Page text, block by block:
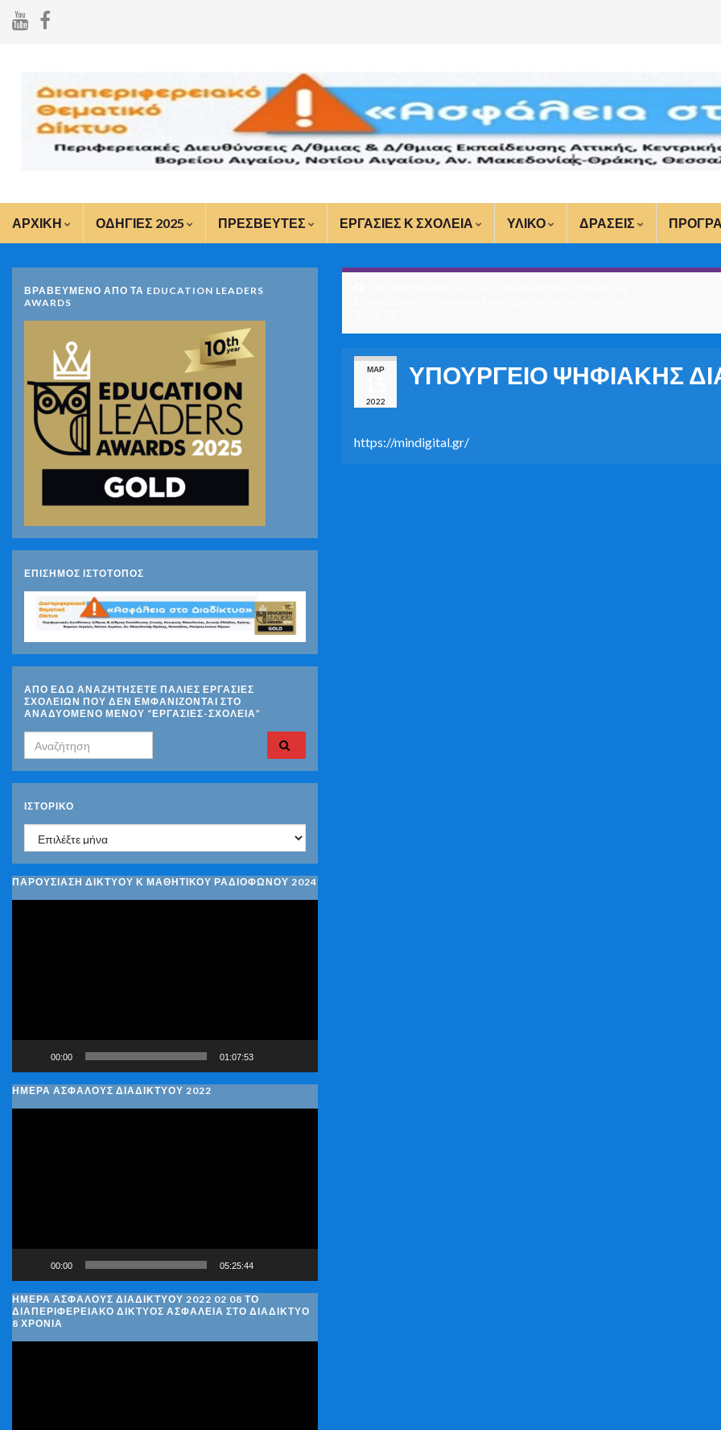
ΑΡΧΙΚΗ ΟΔΗΓΙΕΣ 2025 ΠΡΕΣΒΕΥΤΕΣ ΕΡΓΑΣΙΕΣ Κ ΣΧΟΛΕΙΑ ΥΛΙΚΟ ΔΡΑΣΕΙΣ
ΜΑΡ
2022
ΥΠΟΥΡΓΕΙΟ ΨΗΦΙΑΚΗΣ
https://mindigital.gr/
ΒΡΑΒΕΥΜΕΝΟ ΑΠΟ ΤΑ EDUCATION LEADERS
AWARDS
ΕΠΙΣΗΜΟΣ ΙΣΤΟΤΟΠΟΣ
ΑΠΟ ΕΔΩ ΑΝΑΖΗΤΗΣΕΤΕ ΠΑΛΙΕΣ ΕΡΓΑΣΙΕΣ
ΣΧΟΛΕΙΩΝ ΠΟΥ ΔΕΝ ΕΜΦΑΝΙΖΟΝΤΑΙ ΣΤΟ
ΑΝΑΔΥΟΜΕΝΟ ΜΕΝΟΥ “ΕΡΓΑΣΙΕΣ-ΣΧΟΛΕΙΑ”
Search for:
ΙΣΤΟΡΙΚΌ
Ιστορικό
ΠΑΡΟΥΣΙΑΣΗ ΔΙΚΤΥΟΥ Κ ΜΑΘΗΤΙΚΟΥ ΡΑΔΙΟΦΩΝΟΥ 2024
00:00 01:07:53
ΗΜΕΡΑ ΑΣΦΑΛΟΥΣ ΔΙΑΔΙΚΤΥΟΥ 2022
00:00 05:25:44
ΗΜΈΡΑ ΑΣΦΑΛΟΎΣ ΔΙΑΔΙΚΤΎΟΥ 2022 02 08 ΤΟ
ΔΙΑΠΕΡΙΦΕΡΕΙΑΚΌ ΔΊΚΤΥΟΣ ΑΣΦΆΛΕΙΑ ΣΤΟ ΔΙΑΔΊΚΤΥΟ
8 ΧΡΌΝΙΑ